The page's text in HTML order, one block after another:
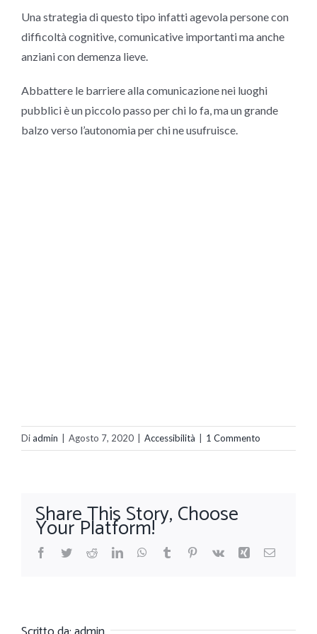
Una strategia di questo tipo infatti agevola persone con
difficoltà cognitive, comunicative importanti ma anche
anziani con demenza lieve.
Abbattere le barriere alla comunicazione nei luoghi
pubblici è un piccolo passo per chi lo fa, ma un grande
balzo verso l’autonomia per chi ne usufruisce.
Diadmin Agosto 7, 2020 Accessibilità 1 Commento
Share This Story, Choose
Your Platform!
Facebook
TwitterRedditLinkedInWhatsApp
Tumblr Pinterest
Vk Xing Email